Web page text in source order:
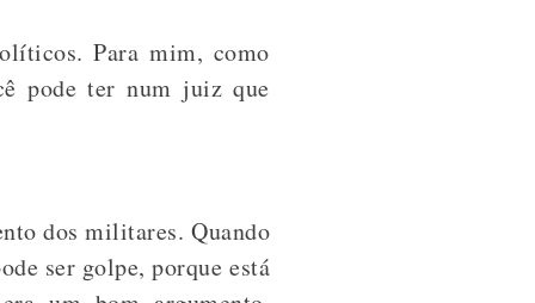
Para mim, como
pode ter num juiz que
dos militares. Quando
ser golpe, porque está